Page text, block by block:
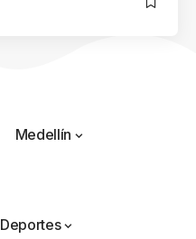
Medellín
Deportes